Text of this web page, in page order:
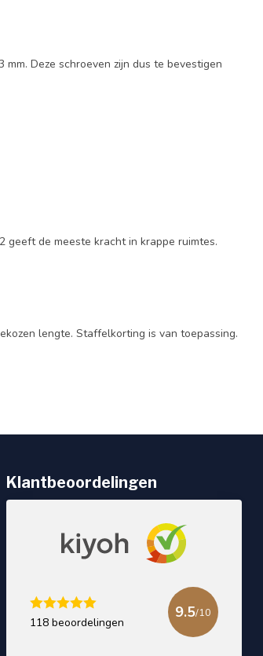
Deze schroeven zijn dus te bevestigen
geeft de meeste kracht in krappe ruimtes.
lengte. Staffelkorting is van toepassing.
Klantbeoordelingen
118 beoordelingen
9.5/10